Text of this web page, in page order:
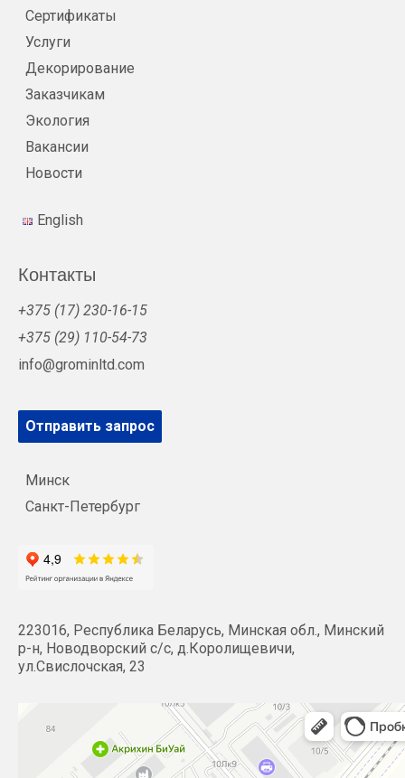
Сертификаты
Услуги
Декорирование
Заказчикам
Экология
Вакансии
Новости
English
Контакты
+375 (17) 230-16-15
+375 (29) 110-54-73
info@grominltd.com
Отправить запрос
Минск
Санкт-Петербург
223016, Республика Беларусь, Минская обл., Минский
р-н, Новодворский с/с, д.Королищевичи,
ул.Свислочская, 23